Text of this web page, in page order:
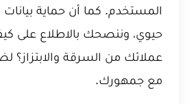
المستخدم. كما أن حماية بيانات
حيوي، وننصحك بالاطلاع على
عملائك من السرقة والابتزاز؟
مع جمهورك.